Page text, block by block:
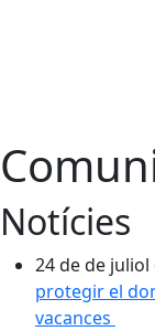
Notícies
24 de de juliol
protegir el
vacances